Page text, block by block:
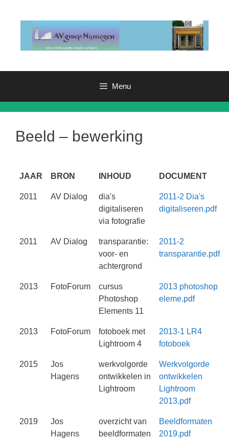
Menu
Beeld – bewerking
JAAR BRON INHOUD DOCUMENT
2011 AV Dialog
dia's
digitaliseren
via fotografie
2011-2 Dia's
digitaliseren.pdf
2011 AV Dialog
transparantie:
voor- en
achtergrond
2011-2
transparantie.pdf
2013 FotoForum
cursus
Photoshop
Elements 11
2013 photoshop
eleme.pdf
2013 FotoForum
fotoboek met
Lightroom 4
2013-1 LR4
fotoboek
2015
Jos
Hagens
werkvolgorde
ontwikkelen in
Lightroom
Werkvolgorde
ontwikkelen
Lightroom
2013.pdf
2019
Jos
Hagens
overzicht van
beeldformaten
Beeldformaten
2019.pdf